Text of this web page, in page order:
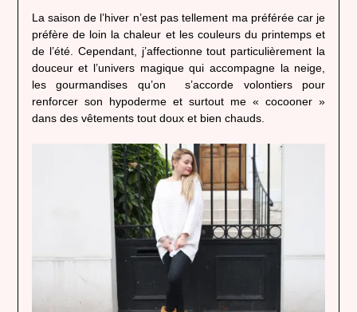
La saison de l’hiver n’est pas tellement ma préférée car je
préfère de loin la chaleur et les couleurs du printemps et
de l’été. Cependant, j’affectionne tout particulièrement la
douceur et l’univers magique qui accompagne la neige,
les gourmandises qu’on s’accorde volontiers pour
renforcer son hypoderme et surtout me « cocooner »
dans des vêtements tout doux et bien chauds.